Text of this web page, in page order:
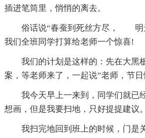
插进笔筒里，悄悄的离去。
俗话说“春蚕到死丝方尽， 明天
我们全班同学打算给老师一个惊喜!
我们的计划是这样的：先在大黑
案，等老师来了，一起说”老师，节
我今天早上一来到，同学们就已
想画，但是我要扫地，只好提提建议。
我扫完地回到班上的时候，门是关